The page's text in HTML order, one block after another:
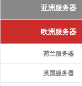
亚洲服务器
欧洲服务器
荷兰服务器
英国服务器